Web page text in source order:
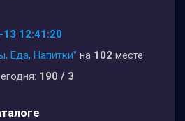
12:41:20
Еда, Напитки" на 102 месте
190 / 3